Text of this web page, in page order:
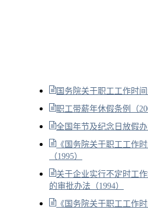
国务院关于职工工作时间
职工带薪年休假条例（
全国年节及纪念日放假办
《国务院关于职工工作
（1995）
关于企业实行不定时工
的审批办法（1994）
《国务院关于职工工作